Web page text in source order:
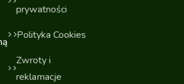
prywatności
Polityka Cookies
Zwroty i
reklamacje